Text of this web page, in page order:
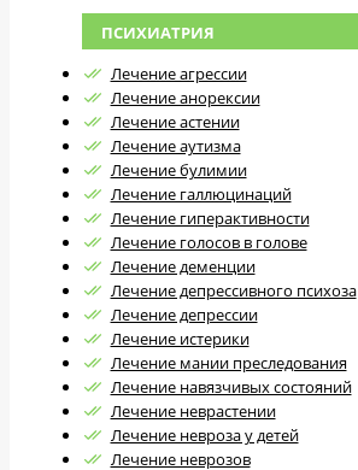
ПСИХИАТРИЯ
Лечение агрессии
Лечение анорексии
Лечение астении
Лечение аутизма
Лечение булимии
Лечение галлюцинаций
Лечение гиперактивности
Лечение голосов в голове
Лечение деменции
Лечение депрессивного психоза
Лечение депрессии
Лечение истерики
Лечение мании преследования
Лечение навязчивых состояний
Лечение неврастении
Лечение невроза у детей
Лечение неврозов